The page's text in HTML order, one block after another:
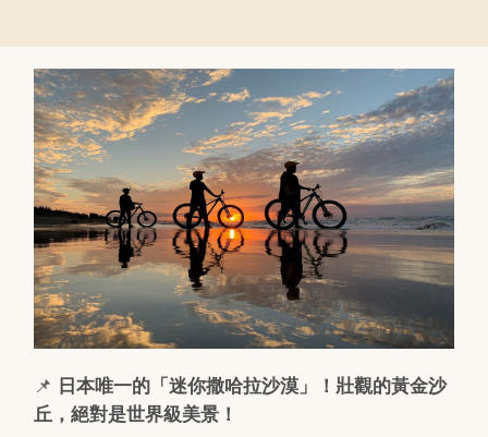
📌 日本唯一的「迷你撒哈拉沙漠」！壯觀的黃金沙
丘，絕對是世界級美景！